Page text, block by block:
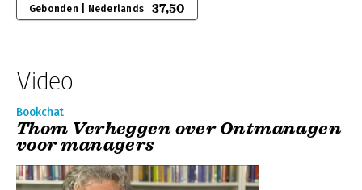
Gebonden | Nederlands 37,50
Video
Bookchat
Thom Verheggen over Ontmanagen
voor managers